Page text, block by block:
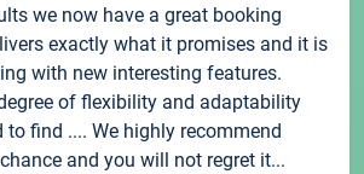
we now have a great booking
exactly what it promises and it is
with new interesting features.
of flexibility and adaptability
find .... We highly recommend
and you will not regret it...